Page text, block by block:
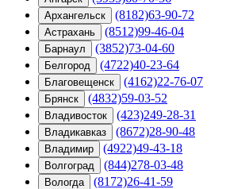
Архангельск (8182)63-90-72
Астрахань (8512)99-46-04
Барнаул (3852)73-04-60
Белгород (4722)40-23-64
Благовещенск (4162)22-76-07
Брянск (4832)59-03-52
Владивосток (423)249-28-31
Владикавказ (8672)28-90-48
Владимир (4922)49-43-18
Волгоград (844)278-03-48
Вологда (8172)26-41-59